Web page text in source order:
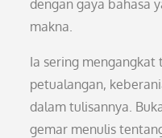
dengan gaya bahasa
makna.
Ia sering
petualangan,
dalam tulisannya.
gemar menulis